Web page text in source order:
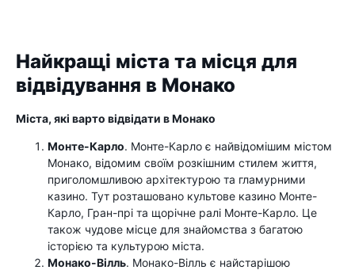
Найкращі міста та місця для
відвідування в Монако
Міста, які варто відвідати в Монако
Монте-Карло. Монте-Карло є найвідомішим містом
Монако, відомим своїм розкішним стилем життя,
приголомшливою архітектурою та гламурними
казино. Тут розташовано культове казино Монте-
Карло, Гран-прі та щорічне ралі Монте-Карло. Це
також чудове місце для знайомства з багатою
історією та культурою міста.
Монако-Вілль. Монако-Вілль є найстарішою